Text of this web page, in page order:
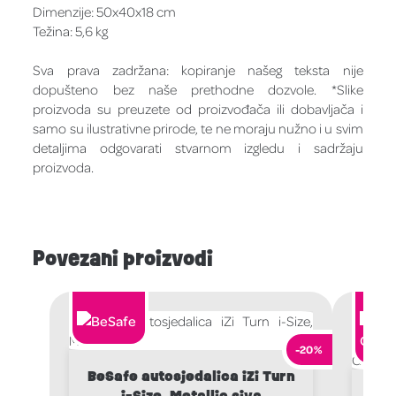
Dimenzije: 50x40x18 cm
Težina: 5,6 kg
Sva prava zadržana: kopiranje našeg teksta nije
dopušteno bez naše prethodne dozvole. *Slike
proizvoda su preuzete od proizvođača ili dobavljača i
samo su ilustrativne prirode, te ne moraju nužno i u svim
detaljima odgovarati stvarnom izgledu i sadržaju
proizvoda.
Povezani proizvodi
-20%
BeSafe autosjedalica iZi Turn